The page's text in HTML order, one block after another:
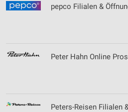
pepco Filialen &
Peter Hahn Online
Peters-Reisen Filialen